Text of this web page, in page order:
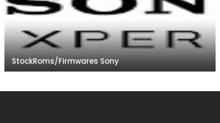
StockRoms/Firmwares Sony